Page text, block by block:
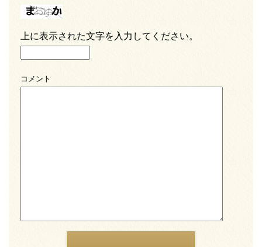
上に表示された文字を入力してください。
コメント